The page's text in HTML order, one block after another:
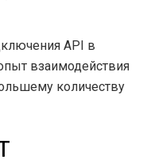
API в
взаимодействия
количеству